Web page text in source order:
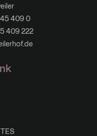
409 0
409 222